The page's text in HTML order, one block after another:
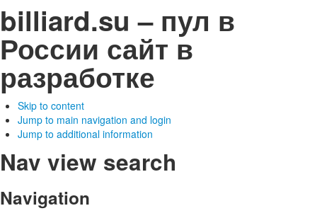
billiard.su – пул в
России сайт в
разработке
Skip to content
Jump to main navigation and login
Jump to additional information
Nav view search
Navigation